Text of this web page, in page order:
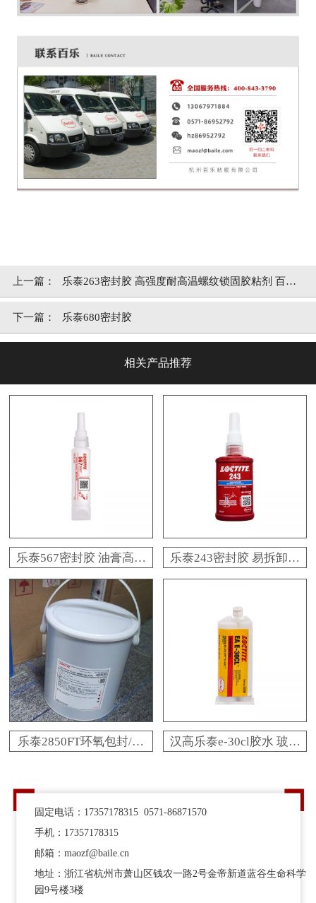
上一篇： 乐泰263密封胶 高强度耐高温螺纹锁固胶粘剂 百乐
粘胶
下一篇： 乐泰680密封胶
相关产品推荐
乐泰567密封胶 油膏高润
滑金属管道密封胶粘剂
百乐粘胶正规经销
乐泰243密封胶 易拆卸耐
油维修用螺纹锁固胶粘剂
乐泰2850FT环氧包封/灌
汉高乐泰e-30cl胶水 玻璃
固定电话：17357178315 0571-86871570
手机：17357178315
邮箱：maozf@baile.cn
地址：浙江省杭州市萧山区钱农一路2号金帝新道蓝谷生命科学
园9号楼3楼